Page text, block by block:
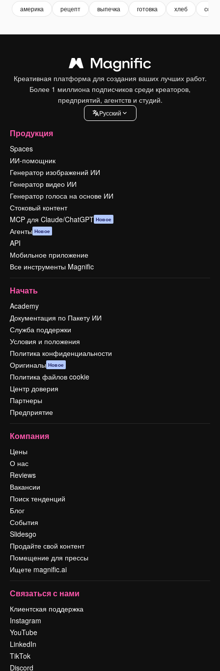
америка рецепт выпечка готовка хлеб соус
Креативная платформа для создания ваших лучших работ.
Более 1 миллиона подписчиков среди креаторов,
предприятий, агентств и студий.
Pусский
Продукция
Spaces
ИИ-помощник
Генератор изображений ИИ
Генератор видео ИИ
Генератор голоса на основе ИИ
Стоковый контент
MCP для Claude/ChatGPT Новое
Агенты Новое
API
Мобильное приложение
Все инструменты Magnific
Начать
Academy
Документация по Пакету ИИ
Служба поддержки
Условия и положения
Политика конфиденциальности
Оригиналы Новое
Политика файлов cookie
Центр доверия
Партнеры
Предприятие
Компания
Цены
О нас
Reviews
Вакансии
Поиск тенденций
Блог
События
Slidesgo
Продайте свой контент
Помещение для прессы
Ищете magnific.ai
Связаться с нами
Клиентская поддержка
Instagram
YouTube
LinkedIn
TikTok
Discord